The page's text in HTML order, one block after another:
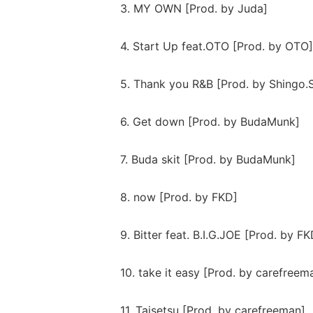
3. MY OWN [Prod. by Juda]
4. Start Up feat.OTO [Prod. by OTO]
5. Thank you R&B [Prod. by
6. Get down [Prod. by BudaMunk]
7. Buda skit [Prod. by BudaMunk]
8. now [Prod. by FKD]
9. Bitter feat. B.I.G.JOE [Prod. by
10. take it easy [Prod. by